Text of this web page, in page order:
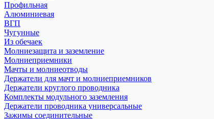
Профильная
Алюминиевая
ВГП
Чугунные
Из обечаек
Молниезащита и заземление
Молниеприемники
Мачты и молниеотводы
Держатели для мачт и молниеприемников
Держатели круглого проводника
Комплекты модульного заземления
Держатели проводника универсальные
Зажимы соединительные